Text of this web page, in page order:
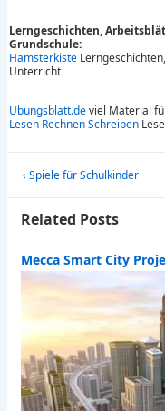
Lerngeschichten,
Grundschule:
Hamsterkiste
Unterricht
Übungsblatt.deviel Material
Lesen Rechnen Schreiben
Post
Previous
‹ Spiele für Schulkinder
Related Posts
Mecca Smart City